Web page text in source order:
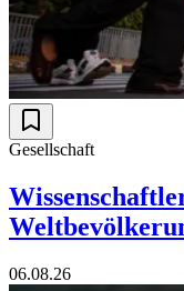
Gesellschaft
06.08.26